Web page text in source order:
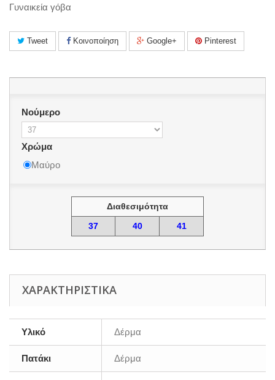
Γυναικεία γόβα
Tweet Κοινοποίηση Google+ Pinterest
Νούμερο
Χρώμα
Μαύρο
Διαθεσιμότητα
37
40 41
ΧΑΡΑΚΤΗΡΙΣΤΙΚΆ
Υλικό Δέρμα
Πατάκι Δέρμα